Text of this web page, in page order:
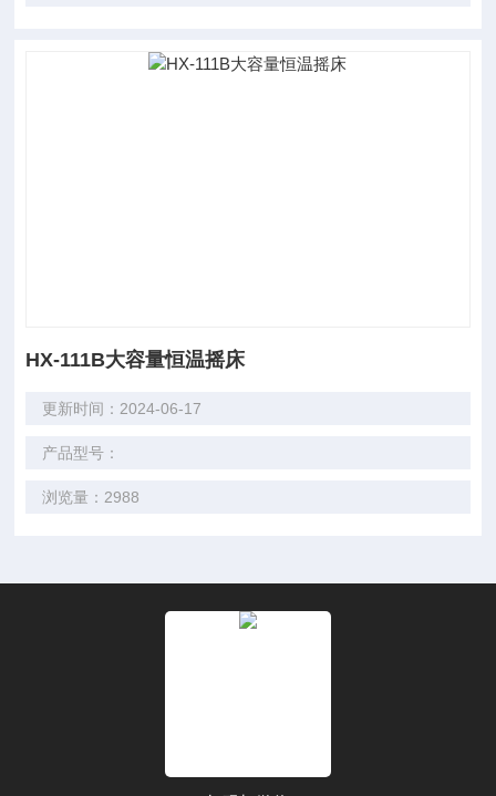
HX-111B大容量恒温摇床
更新时间：2024-06-17
产品型号：
浏览量：2988